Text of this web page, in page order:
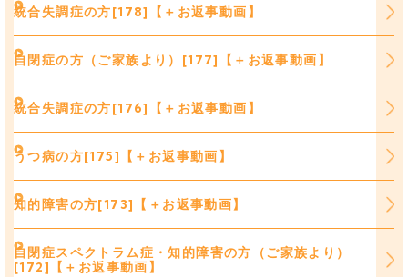
統合失調症の方[178]【＋お返事動画】
自閉症の方（ご家族より）[177]【＋お返事動画】
統合失調症の方[176]【＋お返事動画】
うつ病の方[175]【＋お返事動画】
知的障害の方[173]【＋お返事動画】
自閉症スペクトラム症・知的障害の方（ご家族より）
[172]【＋お返事動画】